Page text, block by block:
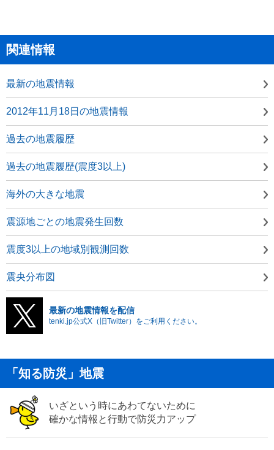
関連情報
最新の地震情報
2012年11月18日の地震情報
過去の地震履歴
過去の地震履歴(震度3以上)
海外の大きな地震
震源地ごとの地震発生回数
震度3以上の地域別観測回数
震央分布図
最新の地震情報を配信
tenki.jp公式X（旧Twitter）をご利用ください。
「知る防災」地震
いざという時にあわてないために
確かな情報と行動で防災力アップ